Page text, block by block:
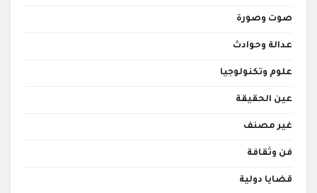
صوت وصورة
عدالة وحوادث
علوم وتكنولوجيا
عين الحقيقة
غير مصنف
فن وثقافة
قضايا دولية